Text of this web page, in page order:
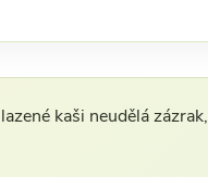
kaši neudělá zázrak,